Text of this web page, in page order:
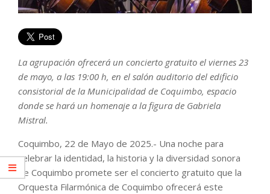
La agrupación ofrecerá un concierto gratuito el viernes 23
de mayo, a las 19:00 h, en el salón auditorio del edificio
consistorial de la Municipalidad de Coquimbo, espacio
donde se hará un homenaje a la figura de Gabriela
Mistral.
Coquimbo, 22 de Mayo de 2025.- Una noche para
celebrar la identidad, la historia y la diversidad sonora
de Coquimbo promete ser el concierto gratuito que la
Orquesta Filarmónica de Coquimbo ofrecerá este